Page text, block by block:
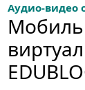
Аудио-видео